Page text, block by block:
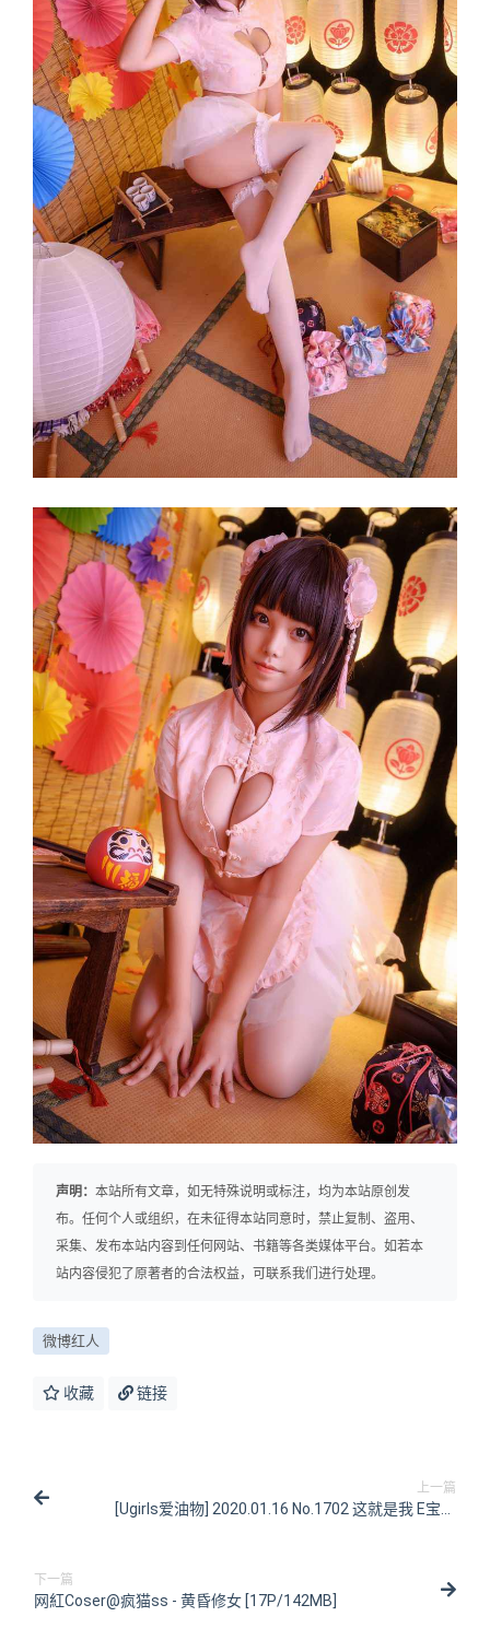
声明： 本站所有文章，如无特殊说明或标注，均为本站原创发
布。任何个人或组织，在未征得本站同意时，禁止复制、盗用、
采集、发布本站内容到任何网站、书籍等各类媒体平台。如若本
站内容侵犯了原著者的合法权益，可联系我们进行处理。
微博红人
收藏 链接
上一篇
[Ugirls爱油物] 2020.01.16 No.1702 这就是我 E宝贝
下一篇
网紅Coser@疯猫ss - 黄昏修女 [17P/142MB]